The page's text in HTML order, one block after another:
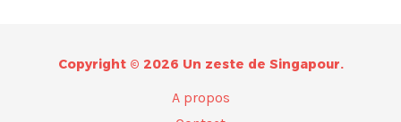
Copyright © 2026 Un zeste de Singapour.
A propos